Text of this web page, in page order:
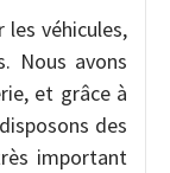
les véhicules,
Nous avons
et grâce à
des
important